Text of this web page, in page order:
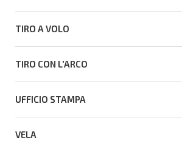
TIRO A VOLO
TIRO CON L'ARCO
UFFICIO STAMPA
VELA